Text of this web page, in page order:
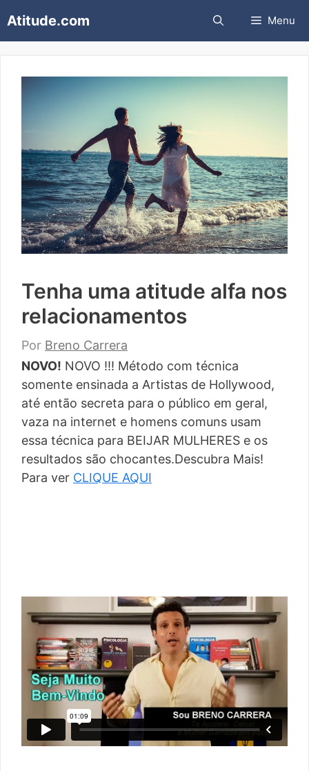
para
o
Atitude.com Menu
Tenha uma atitude alfa nos
relacionamentos
Por Breno Carrera
NOVO! NOVO !!! Método com técnica
somente ensinada a Artistas de Hollywood,
até então secreta para o público em geral,
vaza na internet e homens comuns usam
essa técnica para BEIJAR MULHERES e os
resultados são chocantes.Descubra Mais!
Para ver CLIQUE AQUI